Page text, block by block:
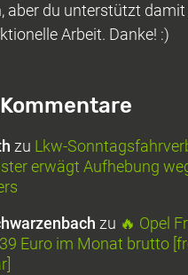
aber du unterstützt damit
Arbeit. Danke! :)
zu Lkw-
erwägt Aufhebung
zu 🔥 Opel
Euro im Monat brutto